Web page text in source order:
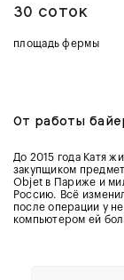
30 соток
площадь фермы
От работы
До 2015 года Катя
закупщиком
Objet в Париже и
Россию. Всё
после операции у
компьютером ей